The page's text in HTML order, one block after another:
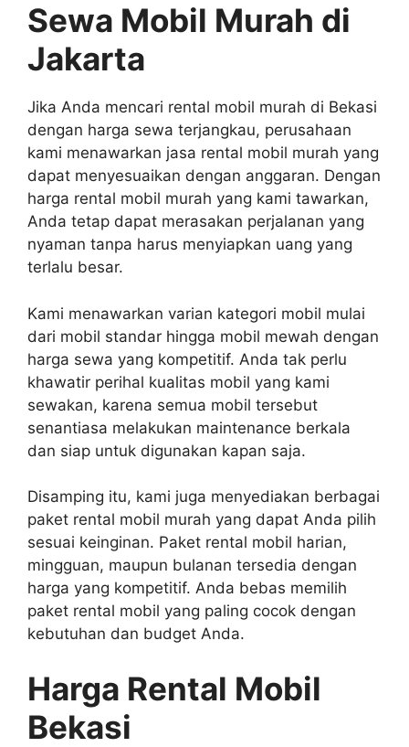
Sewa Mobil Murah di
Jakarta
Jika Anda mencari rental mobil murah di Bekasi
dengan harga sewa terjangkau, perusahaan
kami menawarkan jasa rental mobil murah yang
dapat menyesuaikan dengan anggaran. Dengan
harga rental mobil murah yang kami tawarkan,
Anda tetap dapat merasakan perjalanan yang
nyaman tanpa harus menyiapkan uang yang
terlalu besar.
Kami menawarkan varian kategori mobil mulai
dari mobil standar hingga mobil mewah dengan
harga sewa yang kompetitif. Anda tak perlu
khawatir perihal kualitas mobil yang kami
sewakan, karena semua mobil tersebut
senantiasa melakukan maintenance berkala
dan siap untuk digunakan kapan saja.
Disamping itu, kami juga menyediakan berbagai
paket rental mobil murah yang dapat Anda pilih
sesuai keinginan. Paket rental mobil harian,
mingguan, maupun bulanan tersedia dengan
harga yang kompetitif. Anda bebas memilih
paket rental mobil yang paling cocok dengan
kebutuhan dan budget Anda.
Harga Rental Mobil
Bekasi